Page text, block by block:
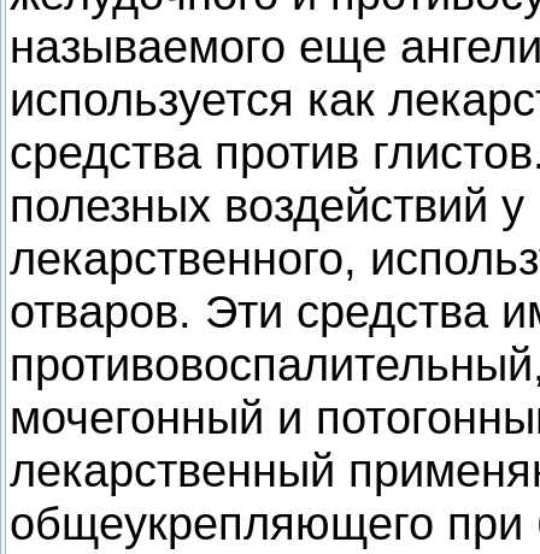
называемого еще
используется как
средства против
полезных воздействий
лекарственного,
отваров. Эти средства
мочегонный и
лекарственный
общеукрепляющего при